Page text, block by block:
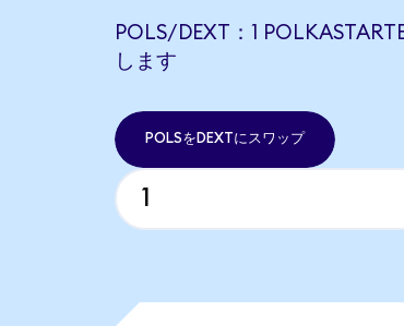
POLS/DEXT：1
します
POLSをDEXTにスワップ